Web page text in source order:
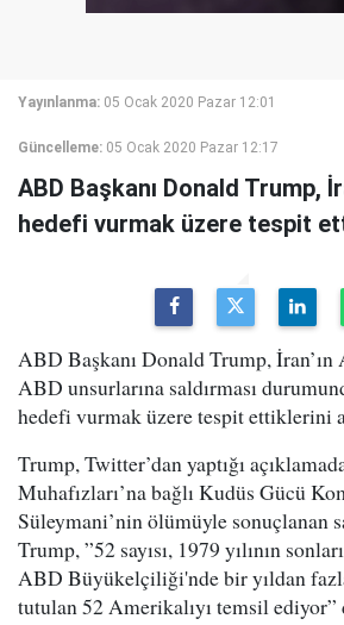
Yayınlanma: 05 Ocak 2020 Pazar 12:01
Güncelleme: 05 Ocak 2020 Pazar 12:17
ABD Başkanı Donald Trump,
hedefi vurmak üzere tespit
ABD Başkanı Donald Trump,
ABD unsurlarına saldırması
hedefi vurmak üzere tespit ettiklerini
Trump, Twitter’dan yaptığı
Muhafızları’na bağlı Kudüs Gücü
Süleymani’nin ölümüyle sonuçlanan
Trump, ”52 sayısı, 1979 yılının
ABD Büyükelçiliği'nde bir yıldan
tutulan 52 Amerikalıyı temsil ediyor”